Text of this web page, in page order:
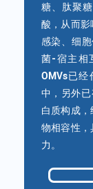
糖、肽聚
酸，从而
感染、细
菌-宿主相
OMVs已
中，另外
白质构成
物相容性
力。